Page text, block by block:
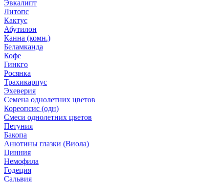
Эвкалипт
Литопс
Кактус
Абутилон
Канна (комн.)
Беламканда
Кофе
Гинкго
Росянка
Трахикарпус
Эхеверия
Семена однолетних цветов
Кореопсис (одн)
Смеси однолетних цветов
Петуния
Бакопа
Анютины глазки (Виола)
Цинния
Немофила
Годеция
Сальвия